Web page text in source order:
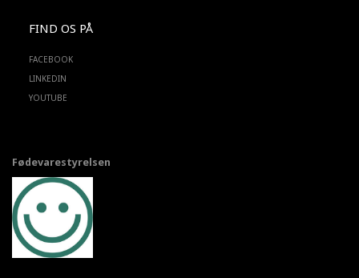
FIND OS PÅ
FACEBOOK
LINKEDIN
YOUTUBE
Fødevarestyrelsen